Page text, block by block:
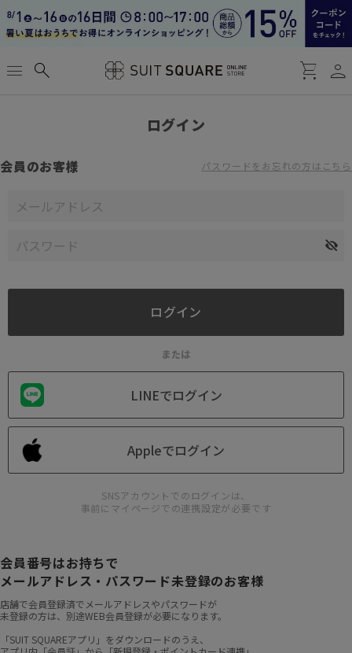
menu search shopping_cart person
ログイン
会員のお客様 パスワードをお忘れの方はこちら
または
LINEでログイン
Appleでログイン
SNSアカウントでのログインは、
事前にマイページでの連携設定が必要です
会員番号はお持ちで
メールアドレス・パスワード未登録のお客様
店舗で会員登録済でメールアドレスやパスワードが
未登録の方は、別途WEB会員登録が必要になります。
「SUIT SQUAREアプリ」をダウンロードのうえ、